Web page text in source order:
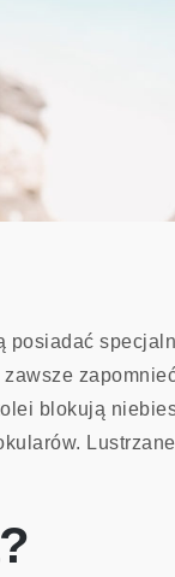
posiadać
blokują